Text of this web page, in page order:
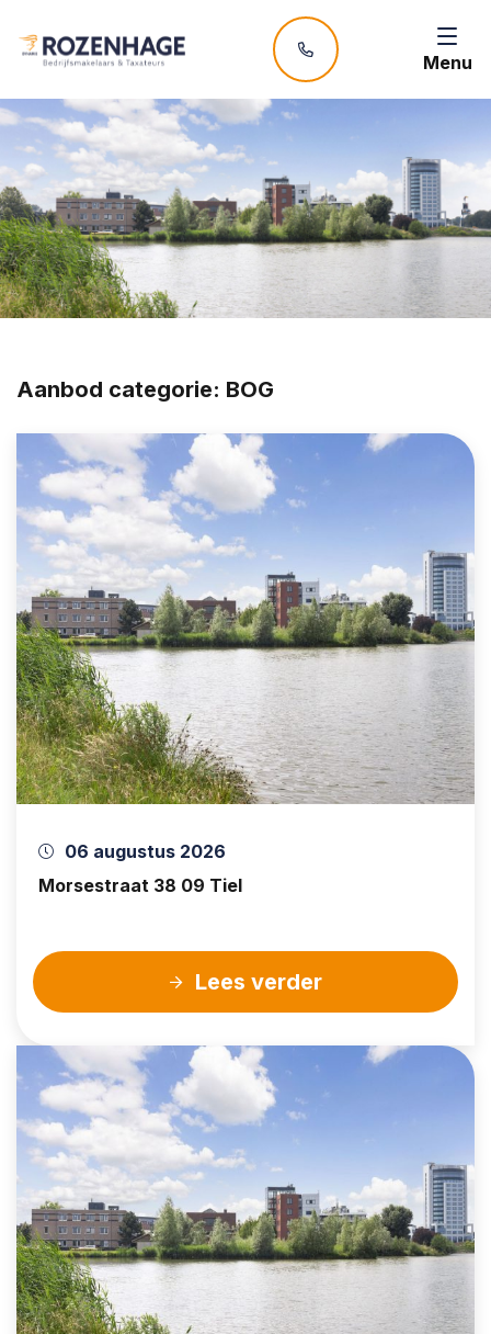
Menu
Aanbod categorie: BOG
06 augustus 2026
Morsestraat 38 09 Tiel
Lees verder